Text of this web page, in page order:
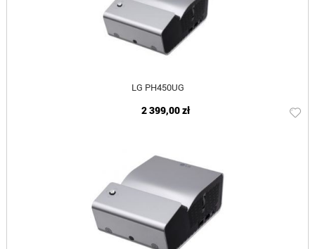
LG PH450UG
2 399,00 zł